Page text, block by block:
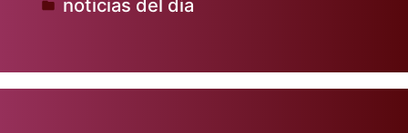
Publicado
noticias del dia